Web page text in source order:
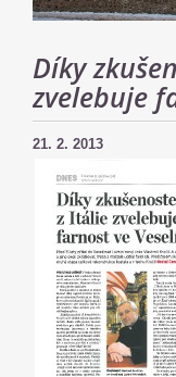
Díky
zvelebuje
21. 2. 2013